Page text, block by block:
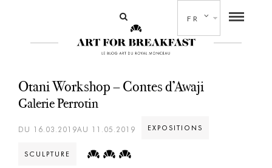
FR
Otani Workshop – Contes d’Awaji
Galerie Perrotin
DU 16.03.2019AU 11.05.2019 EXPOSITIONS
SCULPTURE